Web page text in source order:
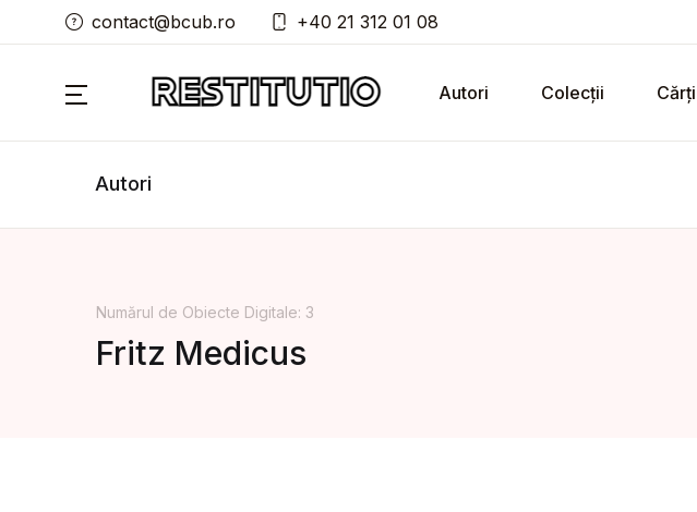
contact@bcub.ro +40 21 312 01 08
Autori Colecții Cărți
Autori
Numărul de Obiecte Digitale: 3
Fritz Medicus